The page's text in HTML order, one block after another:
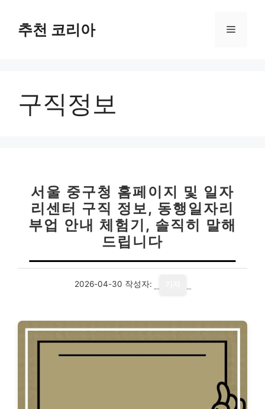
추천 코리아 메
구직정보
서울 중구청 홈페이지 및 일자
리센터 구직 정보, 동행일자리
부업 안내 체험기, 솔직히 말해
드립니다
2026-04-30 작성자: